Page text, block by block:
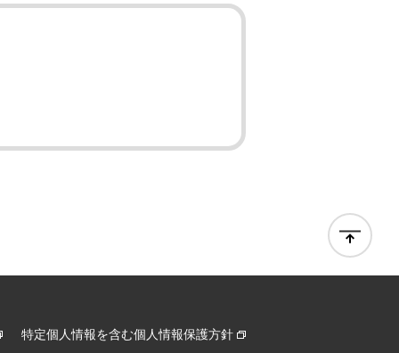
特定個人情報を含む個人情報保護方針